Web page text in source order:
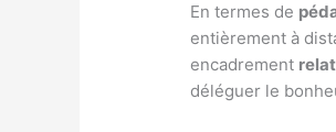
En termes de
entièrement à
encadrement
déléguer le